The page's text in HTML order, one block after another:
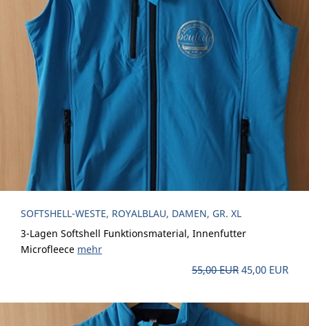
SOFTSHELL-WESTE, ROYALBLAU, DAMEN, GR. XL
3-Lagen Softshell Funktionsmaterial, Innenfutter
Microfleece mehr
55,00 EUR45,00 EUR